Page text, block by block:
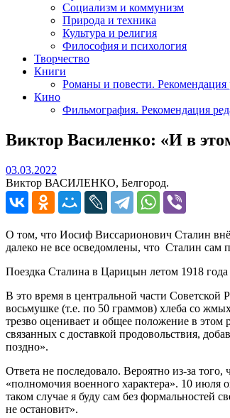
Социализм и коммунизм
Природа и техника
Культура и религия
Философия и психология
Творчество
Книги
Романы и повести. Рекомендация
Кино
Фильмография. Рекомендация
Виктор Василенко: «И в
03.03.2022
Виктор ВАСИЛЕНКО, Белгород.
О том, что Иосиф Виссарионович Сталин
далеко не все осведомлены, что Сталин сам
Поездка Сталина в Царицын летом 1918
В это время в центральной части Советской
восьмушке (т.е. по 50 граммов) хлеба со
трезво оценивает и общее положение в
связанных с доставкой продовольствия,
поздно».
Ответа не последовало. Вероятно из-за
«полномочия военного характера». 10
таком случае я буду сам без формальностей
не остановит».